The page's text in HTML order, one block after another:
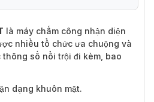
là máy chấm công nhận diện
nhiều tổ chức ưa chuộng và
số nổi trội đi kèm, bao
dạng khuôn mặt.